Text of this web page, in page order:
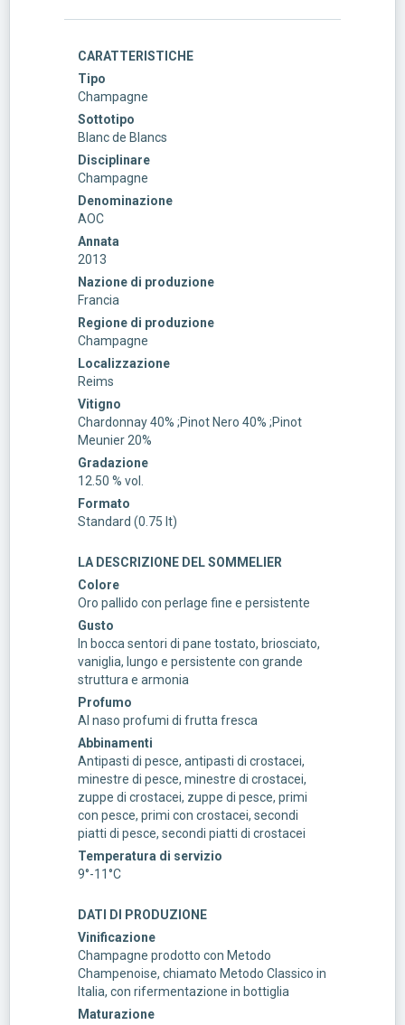
CARATTERISTICHE
Tipo
Champagne
Sottotipo
Blanc de Blancs
Disciplinare
Champagne
Denominazione
AOC
Annata
2013
Nazione di produzione
Francia
Regione di produzione
Champagne
Localizzazione
Reims
Vitigno
Chardonnay 40% ;Pinot Nero 40% ;Pinot
Meunier 20%
Gradazione
12.50 % vol.
Formato
Standard (0.75 lt)
LA DESCRIZIONE DEL SOMMELIER
Colore
Oro pallido con perlage fine e persistente
Gusto
In bocca sentori di pane tostato, briosciato,
vaniglia, lungo e persistente con grande
struttura e armonia
Profumo
Al naso profumi di frutta fresca
Abbinamenti
Antipasti di pesce, antipasti di crostacei,
minestre di pesce, minestre di crostacei,
zuppe di crostacei, zuppe di pesce, primi
con pesce, primi con crostacei, secondi
piatti di pesce, secondi piatti di crostacei
Temperatura di servizio
9°-11°C
DATI DI PRODUZIONE
Vinificazione
Champagne prodotto con Metodo
Champenoise, chiamato Metodo Classico in
Italia, con rifermentazione in bottiglia
Maturazione